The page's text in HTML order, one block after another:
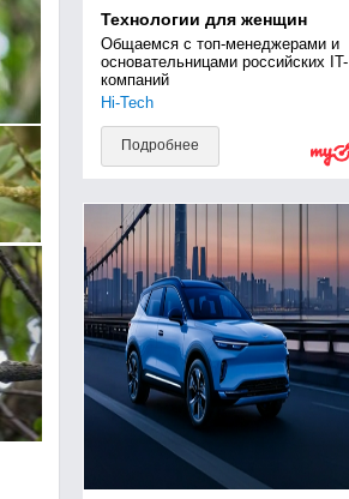
Технологии для женщин
Общаемся с топ-менеджерами и
основательницами российских IT-
компаний
Hi-Tech
Подробнее